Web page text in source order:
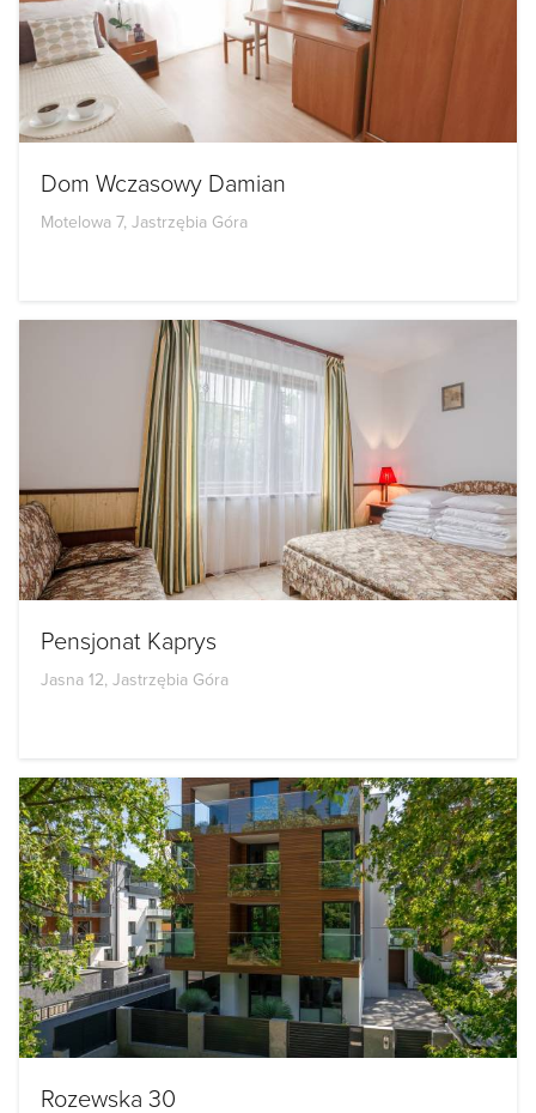
Dom Wczasowy Damian
Motelowa 7, Jastrzębia Góra
Pensjonat Kaprys
Jasna 12, Jastrzębia Góra
Rozewska 30